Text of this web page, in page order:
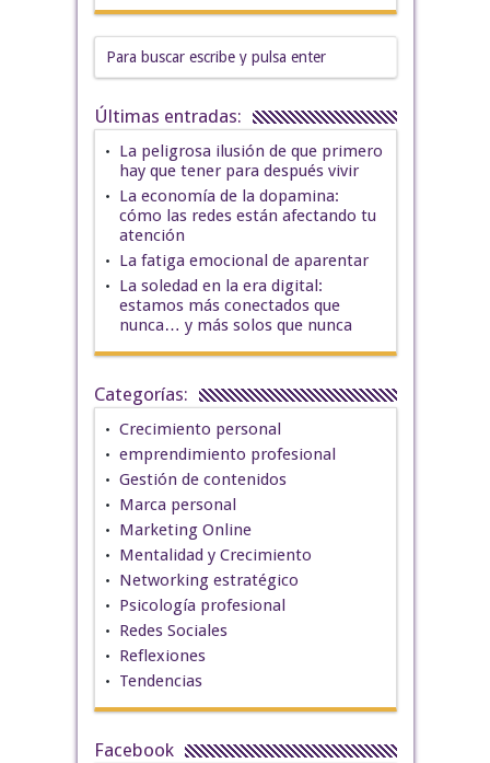
Últimas entradas:
La peligrosa ilusión de que primero
hay que tener para después vivir
La economía de la dopamina:
cómo las redes están afectando tu
atención
La fatiga emocional de aparentar
La soledad en la era digital:
estamos más conectados que
nunca… y más solos que nunca
Categorías:
Crecimiento personal
emprendimiento profesional
Gestión de contenidos
Marca personal
Marketing Online
Mentalidad y Crecimiento
Networking estratégico
Psicología profesional
Redes Sociales
Reflexiones
Tendencias
Facebook